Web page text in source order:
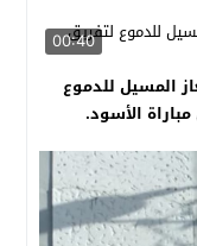
00:40
المسيل للدموع
الأسود.